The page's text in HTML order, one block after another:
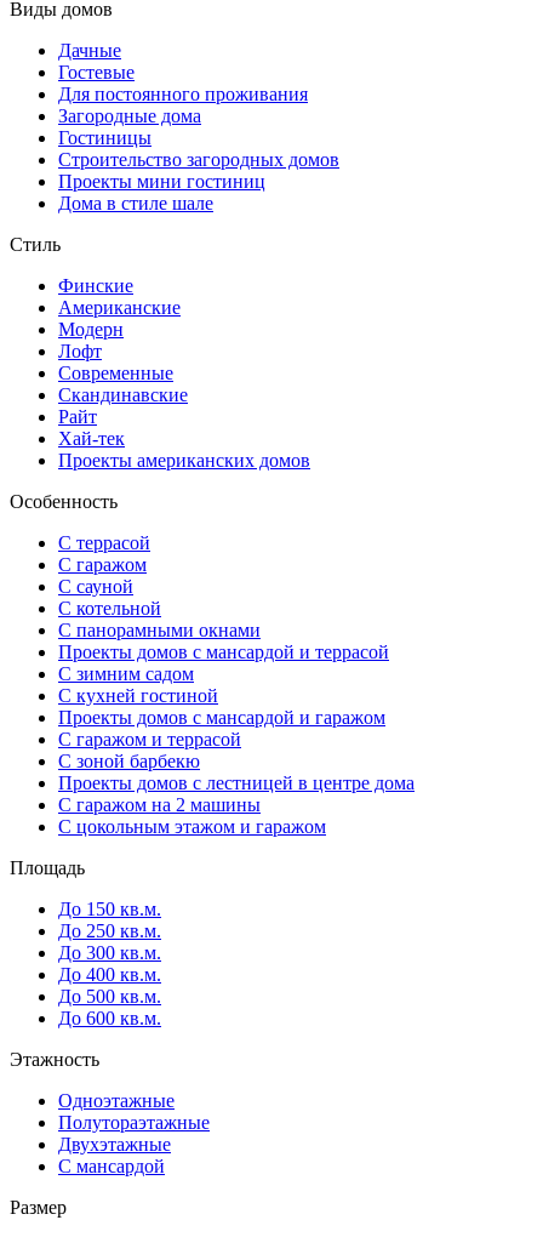
Виды домов
Дачные
Гостевые
Для постоянного проживания
Загородные дома
Гостиницы
Строительство загородных домов
Проекты мини гостиниц
Дома в стиле шале
Стиль
Финские
Американские
Модерн
Лофт
Современные
Скандинавские
Райт
Хай-тек
Проекты американских домов
Особенность
С террасой
С гаражом
С сауной
С котельной
С панорамными окнами
Проекты домов с мансардой и террасой
С зимним садом
С кухней гостиной
Проекты домов с мансардой и гаражом
С гаражом и террасой
С зоной барбекю
Проекты домов с лестницей в центре дома
С гаражом на 2 машины
С цокольным этажом и гаражом
Площадь
До 150 кв.м.
До 250 кв.м.
До 300 кв.м.
До 400 кв.м.
До 500 кв.м.
До 600 кв.м.
Этажность
Одноэтажные
Полутораэтажные
Двухэтажные
С мансардой
Размер